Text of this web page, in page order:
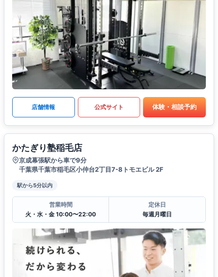
店舗情報 公式サイト 体験・相談予約
かたぎり塾稲毛店
京成幕張駅から車で9分
千葉県千葉市稲毛区小仲台2丁目7-8トモエビル 2F
駅から5分以内
営業時間
火・水・金 10:00〜22:00
定休日
毎週月曜日